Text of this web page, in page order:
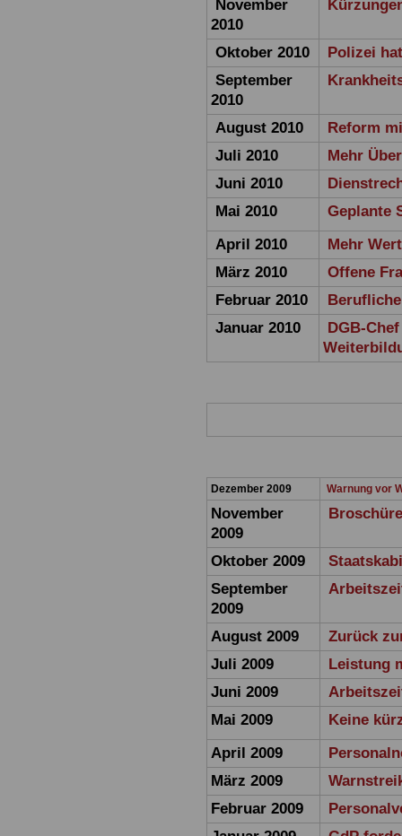
November
2010
Oktober 2010
Polizei
September
2010
August 2010
Reform
Juli 2010
Mehr
Juni 2010
Mai 2010
Geplante
April 2010
Mehr
März 2010
Offene
Februar 2010
Januar 2010
DGB-
Dezember 2009 Warnung vor
November
2009
Oktober 2009
September
2009
August 2009
Zurück
Juli 2009
Leistung
Juni 2009
Mai 2009
Keine
April 2009
März 2009
Februar 2009